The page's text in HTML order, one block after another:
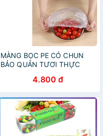
MÀNG BỌC PE CÓ CHUN
BẢO QUẢN TƯƠI THỰC
LUÔN TƯƠI VÀ SẠCH SỬ
DỤNG NHIỀU LẦN
4.800 đ